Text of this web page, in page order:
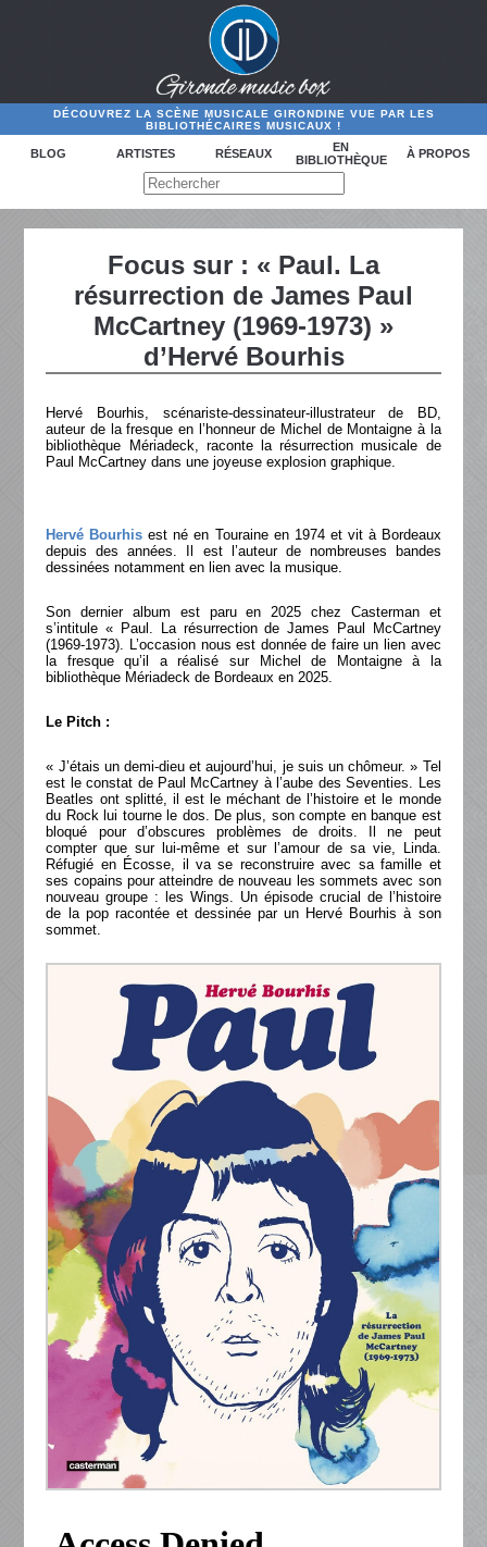
DÉCOUVREZ LA SCÈNE MUSICALE GIRONDINE VUE PAR LES
BIBLIOTHÉCAIRES MUSICAUX !
BLOG ARTISTES RÉSEAUX
EN
BIBLIOTHÈQUE
À PROPOS
Focus sur : « Paul. La
résurrection de James Paul
McCartney (1969-1973) »
d’Hervé Bourhis
Hervé Bourhis, scénariste-dessinateur-illustrateur de BD,
auteur de la fresque en l’honneur de Michel de Montaigne à la
bibliothèque Mériadeck, raconte la résurrection musicale de
Paul McCartney dans une joyeuse explosion graphique.
Hervé Bourhis est né en Touraine en 1974 et vit à Bordeaux
depuis des années. Il est l’auteur de nombreuses bandes
dessinées notamment en lien avec la musique.
Son dernier album est paru en 2025 chez Casterman et
s’intitule « Paul. La résurrection de James Paul McCartney
(1969-1973). L’occasion nous est donnée de faire un lien avec
la fresque qu’il a réalisé sur Michel de Montaigne à la
bibliothèque Mériadeck de Bordeaux en 2025.
Le Pitch :
« J’étais un demi-dieu et aujourd’hui, je suis un chômeur. » Tel
est le constat de Paul McCartney à l’aube des Seventies. Les
Beatles ont splitté, il est le méchant de l’histoire et le monde
du Rock lui tourne le dos. De plus, son compte en banque est
bloqué pour d’obscures problèmes de droits. Il ne peut
compter que sur lui-même et sur l’amour de sa vie, Linda.
Réfugié en Écosse, il va se reconstruire avec sa famille et
ses copains pour atteindre de nouveau les sommets avec son
nouveau groupe : les Wings. Un épisode crucial de l’histoire
de la pop racontée et dessinée par un Hervé Bourhis à son
sommet.